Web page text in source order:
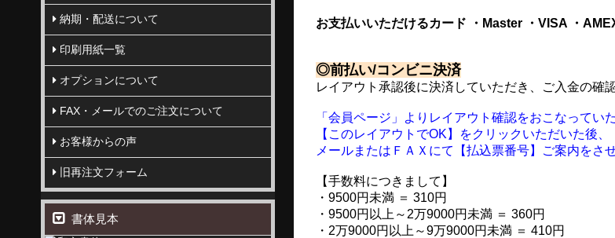
お支払いいただけるカード ・Master ・VISA ・
◎前払い/コンビニ決済
レイアウト承認後に決済していただき、ご入金の確
「会員ページ」よりレイアウト確認をおこなってい
【このレイアウトでOK】をクリックいただいた後、
メールまたはＦＡＸにて【払込票番号】ご案内をさ
【手数料につきまして】
・9500円未満 ＝ 310円
・9500円以上～2万9000円未満 ＝ 360円
・2万9000円以上～9万9000円未満 ＝ 410円
納期・配送について
印刷用紙一覧
オプションについて
FAX・メールでのご注文について
お客様からの声
旧再注文フォーム
書体見本